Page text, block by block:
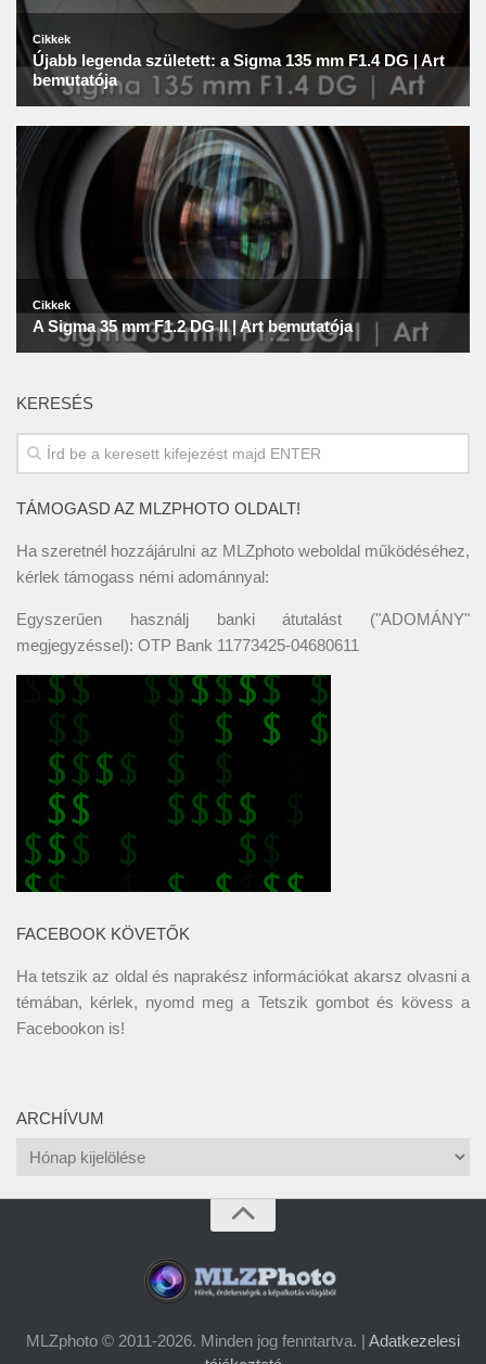
KERESÉS
TÁMOGASD AZ MLZPHOTO OLDALT!
Ha szeretnél hozzájárulni az MLZphoto weboldal működéséhez,
kérlek támogass némi adománnyal:
Egyszerűen használj banki átutalást ("ADOMÁNY"
megjegyzéssel): OTP Bank 11773425-04680611
FACEBOOK KÖVETŐK
Ha tetszik az oldal és naprakész információkat akarsz olvasni a
témában, kérlek, nyomd meg a Tetszik gombot és kövess a
Facebookon is!
ARCHÍVUM
Archívum
MLZphoto © 2011-2026. Minden jog fenntartva. | Adatkezelesi